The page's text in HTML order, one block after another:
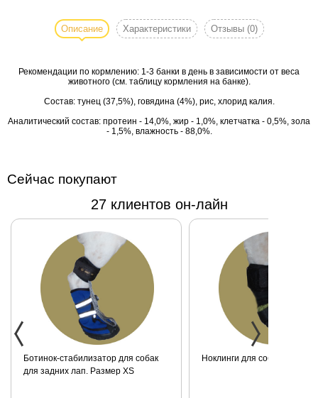
говядиной нежные,
богатые протеином
аппетитном желе.
подходят для
чувствительных
гр.
Описание Характеристики Отзывы (0)
Рекомендации по кормлению: 1-3 банки в день в зависимости от веса
животного (см. таблицу кормления на банке).
Состав: тунец (37,5%), говядина (4%), рис, хлорид калия.
Аналитический состав: протеин - 14,0%, жир - 1,0%, клетчатка - 0,5%, зола
- 1,5%, влажность - 88,0%.
Сейчас покупают
27 клиентов он-лайн
Ноклинги для собаки. Размер XXS
Ботинок-стабилизатор для